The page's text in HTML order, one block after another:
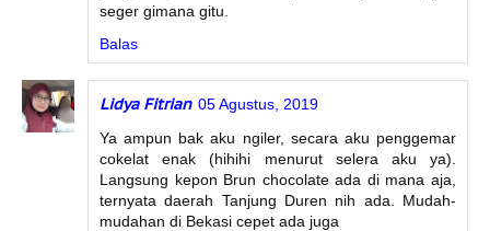
seger gimana gitu.
Balas
Lidya Fitrian 05 Agustus, 2019
Ya ampun bak aku ngiler, secara aku penggemar
cokelat enak (hihihi menurut selera aku ya).
Langsung kepon Brun chocolate ada di mana aja,
ternyata daerah Tanjung Duren nih ada. Mudah-
mudahan di Bekasi cepet ada juga